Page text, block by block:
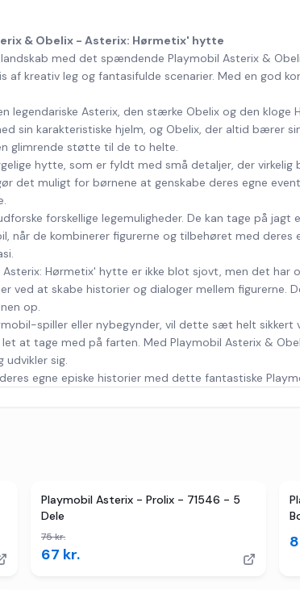
& Obelix - Asterix: Hørmetix' hytte
med det spændende Playmobil Asterix &
af kreativ leg og fantasifulde scenarier. Med en
legendariske Asterix, den stærke Obelix og den
sin karakteristiske hjelm, og Obelix, der altid bærer
glimrende støtte til de to helte.
hytte, som er fyldt med små detaljer, der
det muligt for børnene at genskabe deres egne
forskellige legemuligheder. De kan tage på
når de kombinerer figurerne og tilbehøret med
Hørmetix' hytte er ikke blot sjovt, men det
ved at skabe historier og dialoger mellem
op.
spiller eller nybegynder, vil dette sæt helt
at tage med på farten. Med Playmobil Asterix &
udvikler sig.
egne episke historier med dette fantastiske
TILBUD
2butikker
Playmobil Asterix - Prolix - 71546 - 5
Dele
75kr.
67 kr.